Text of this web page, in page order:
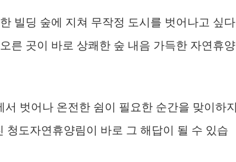
빌딩 숲에 지쳐 무작정 도시를 벗어나고 싶다
른 곳이 바로 상쾌한 숲 내음 가득한 자연휴양
벗어나 온전한 쉼이 필요한 순간을 맞이하지
청도자연휴양림이 바로 그 해답이 될 수 있습